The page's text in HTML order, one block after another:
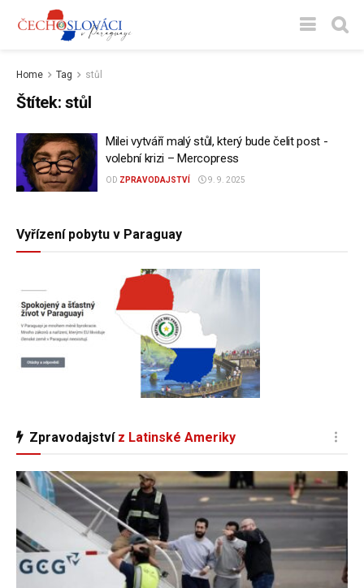
Home Tag stůl
Štítek: stůl
Milei vytváří malý stůl, který bude čelit post -
volební krizi – Mercopress
OD ZPRAVODAJSTVÍ 9. 9. 2025
Vyřízení pobytu v Paraguay
Zpravodajství z Latinské Ameriky